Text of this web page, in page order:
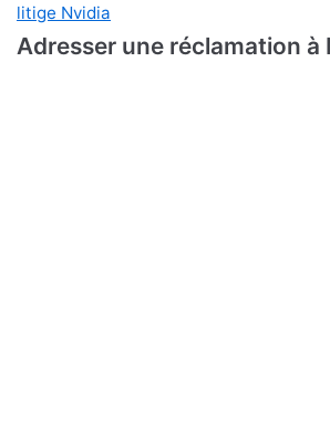
litige Nvidia
Adresser une réclamation à